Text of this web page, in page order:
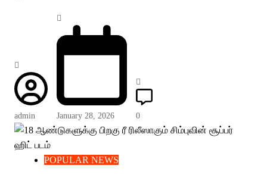
admin January 28, 2026 0
POPULAR NEWS